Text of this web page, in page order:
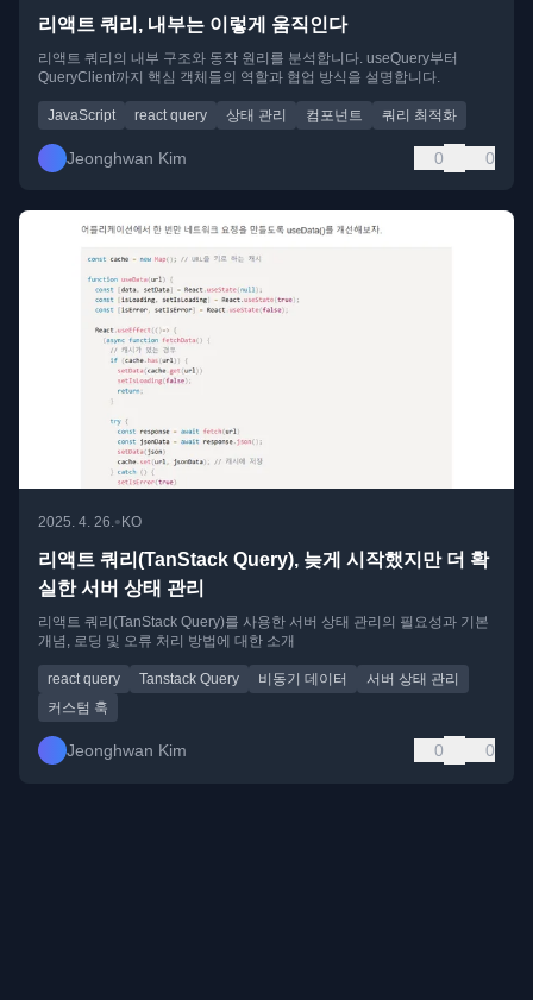
리액트 쿼리, 내부는 이렇게 움직인다
리액트 쿼리의 내부 구조와 동작 원리를 분석합니다. useQuery부터
QueryClient까지 핵심 객체들의 역할과 협업 방식을 설명합니다.
JavaScript react query 상태 관리 컴포넌트 쿼리 최적화
Jeonghwan Kim 0 0
2025. 4. 26.• KO
리액트 쿼리(TanStack Query), 늦게 시작했지만 더 확
실한 서버 상태 관리
리액트 쿼리(TanStack Query)를 사용한 서버 상태 관리의 필요성과 기본
개념, 로딩 및 오류 처리 방법에 대한 소개
react query Tanstack Query 비동기 데이터
서버 상태 관리
커스텀 훅
Jeonghwan Kim 0 0